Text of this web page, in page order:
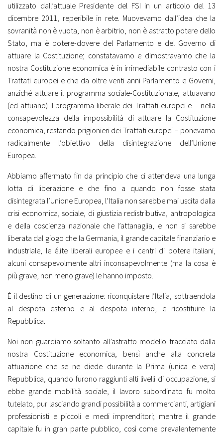
utilizzato dall’attuale Presidente del FSI in un articolo del 13
dicembre 2011, reperibile in rete. Muovevamo dall’idea che la
sovranità non è vuota, non è arbitrio, non è astratto potere dello
Stato, ma è potere-dovere del Parlamento e del Governo di
attuare la Costituzione; constatavamo e dimostravamo che la
nostra Costituzione economica è in irrimediabile contrasto con i
Trattati europei e che da oltre venti anni Parlamento e Governi,
anziché attuare il programma sociale-Costituzionale, attuavano
(ed attuano) il programma liberale dei Trattati europei e – nella
consapevolezza della impossibilità di attuare la Costituzione
economica, restando prigionieri dei Trattati europei – ponevamo
radicalmente l’obiettivo della disintegrazione dell’Unione
Europea.
Abbiamo affermato fin da principio che ci attendeva una lunga
lotta di liberazione e che fino a quando non fosse stata
disintegrata l’Unione Europea, l’Italia non sarebbe mai uscita dalla
crisi economica, sociale, di giustizia redistributiva, antropologica
e della coscienza nazionale che l’attanaglia, e non si sarebbe
liberata dal giogo che la Germania, il grande capitale finanziario e
industriale, le élite liberali europee e i centri di potere italiani,
alcuni consapevolmente altri inconsapevolmente (ma la cosa è
più grave, non meno grave) le hanno imposto.
È il destino di un generazione: riconquistare l’Italia, sottraendola
al despota esterno e al despota interno, e ricostituire la
Repubblica.
Noi non guardiamo soltanto all’astratto modello tracciato dalla
nostra Costituzione economica, bensì anche alla concreta
attuazione che se ne diede durante la Prima (unica e vera)
Repubblica, quando furono raggiunti alti livelli di occupazione, si
ebbe grande mobilità sociale, il lavoro subordinato fu molto
tutelato, pur lasciando grandi possibilità a commercianti, artigiani
professionisti e piccoli e medi imprenditori; mentre il grande
capitale fu in gran parte pubblico, così come prevalentemente